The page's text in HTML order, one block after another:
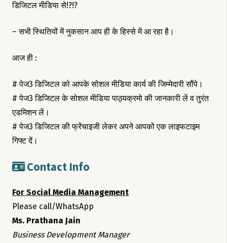
डिजिटल मीडिया से!?!?
– सभी स्थितियों में नुकसान आप ही के हिस्से में आ रहा है।
आज ही :
# पेज3 डिजिटल को आपके सोशल मीडिया कार्य की जिम्मेदारी सौंपे।
# पेज3 डिजिटल के सोशल मीडिया पाठ्यक्रमो की जानकारी लें व तुरंत
एडमिशन लें।
# पेज3 डिजिटल की फ्रेंचाइजी लेकर अपने आपको एक लाइफटाइम
गिफ्ट दें।
Contact Info
For Social Media Management
Please call/WhatsApp
Ms. Prathana Jain
Business Development Manager